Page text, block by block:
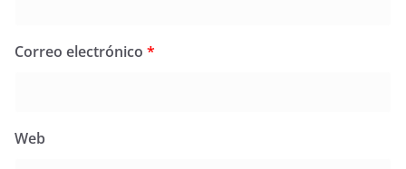
Correo electrónico *
Web